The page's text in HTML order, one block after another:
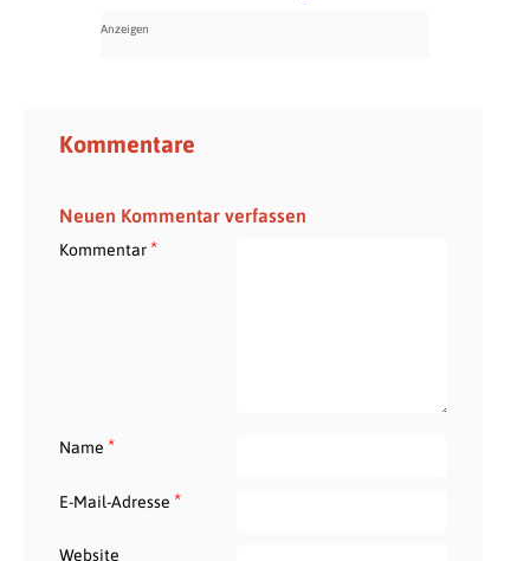
Kommentare
Neuen Kommentar verfassen
Kommentar*
Name *
E-Mail-Adresse *
Website